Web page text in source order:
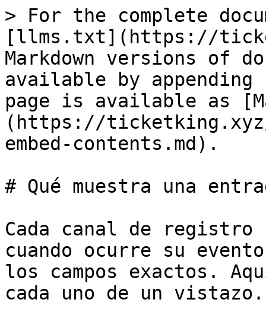
> For the complete
[llms.txt](https://
Markdown versions of
available by
page is available as
(https://
embed-contents.md).
# Qué muestra una
Cada canal de registro
cuando ocurre su
los campos exactos.
cada uno de un vistazo.